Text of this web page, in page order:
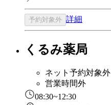
予約対象外 詳細
くるみ薬局
ネット予約対象外
営業時間外
08:30~12:30